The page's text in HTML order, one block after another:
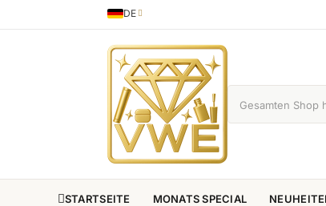
Sprache
DE
German
STARTSEITE MONATS SPECIAL